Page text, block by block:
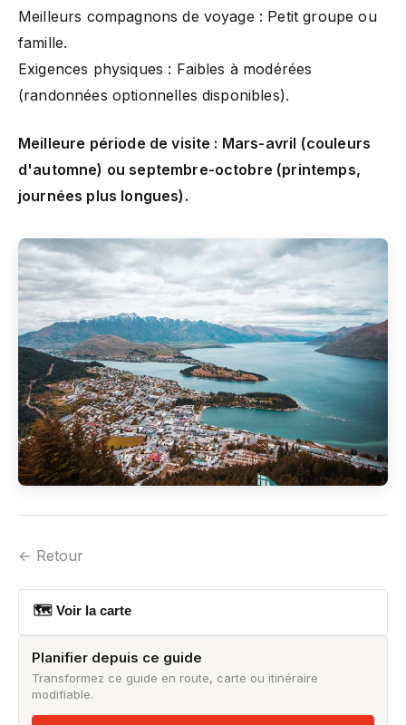
Meilleurs compagnons de voyage : Petit groupe ou
famille.
Exigences physiques : Faibles à modérées
(randonnées optionnelles disponibles).
Meilleure période de visite : Mars-avril (couleurs
d'automne) ou septembre-octobre (printemps,
journées plus longues).
← Retour
🗺 Voir la carte
Planifier depuis ce guide
Transformez ce guide en route, carte ou itinéraire
modifiable.